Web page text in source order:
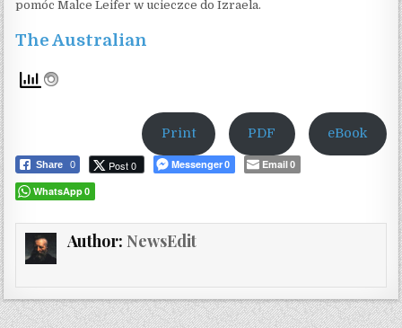
pomóc Malce Leifer w ucieczce do Izraela.
The Australian
Print PDF eBook
Share 0 Post 0 Messenger 0 Email 0
WhatsApp 0
Author: NewsEdit